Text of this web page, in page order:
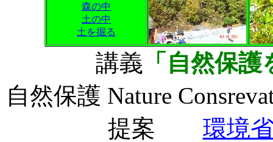
森の中
土の中
土を掘る
講義 「自然保
自然保護 Nature
提案 環境